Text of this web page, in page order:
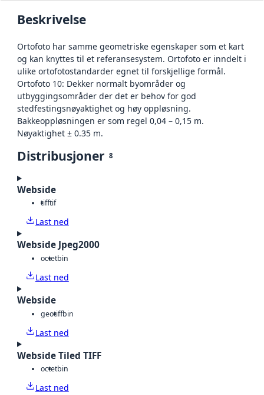
Beskrivelse
Ortofoto har samme geometriske egenskaper som et kart
og kan knyttes til et referansesystem. Ortofoto er inndelt i
ulike ortofotostandarder egnet til forskjellige formål.
Ortofoto 10: Dekker normalt byområder og
utbyggingsområder der det er behov for god
stedfestingsnøyaktighet og høy oppløsning.
Bakkeoppløsningen er som regel 0,04 – 0,15 m.
Nøyaktighet ± 0.35 m.
Distribusjoner 8
Webside
tifftif
Last ned
Webside Jpeg2000
octetbin
Last ned
Webside
geotiffbin
Last ned
Webside Tiled TIFF
octetbin
Last ned